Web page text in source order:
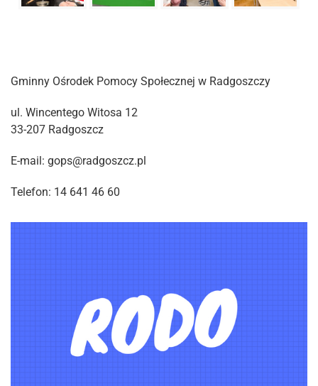
Gminny Ośrodek Pomocy Społecznej w Radgoszczy
ul. Wincentego Witosa 12
33-207 Radgoszcz
E-mail: gops@radgoszcz.pl
Telefon: 14 641 46 60